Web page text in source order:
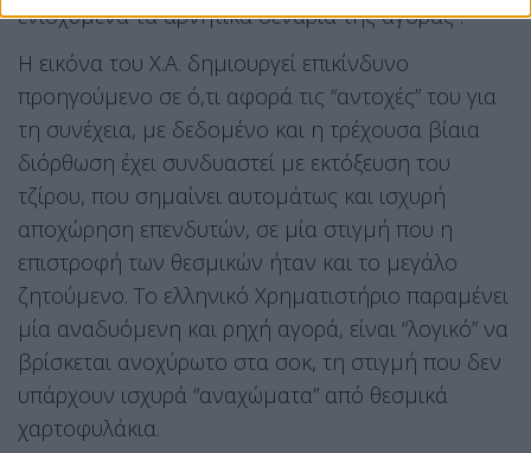
ενισχυμένα τα αρνητικά σενάρια της αγοράς”.
Η εικόνα του Χ.Α. δημιουργεί επικίνδυνο
προηγούμενο σε ό,τι αφορά τις “αντοχές” του για
τη συνέχεια, με δεδομένο και η τρέχουσα βίαια
διόρθωση έχει συνδυαστεί με εκτόξευση του
τζίρου, που σημαίνει αυτομάτως και ισχυρή
αποχώρηση επενδυτών, σε μία στιγμή που η
επιστροφή των θεσμικών ήταν και το μεγάλο
ζητούμενο. Το ελληνικό Χρηματιστήριο παραμένει
μία αναδυόμενη και ρηχή αγορά, είναι “λογικό” να
βρίσκεται ανοχύρωτο στα σοκ, τη στιγμή που δεν
υπάρχουν ισχυρά “αναχώματα” από θεσμικά
χαρτοφυλάκια.